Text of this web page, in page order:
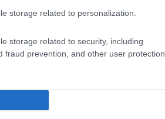
storage related to personalization.
storage related to security, including
fraud prevention, and other user protection.